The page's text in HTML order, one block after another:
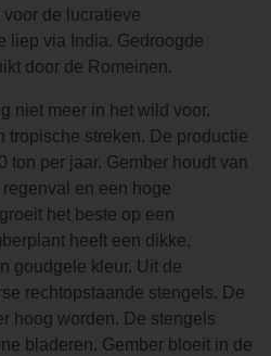
de lucratieve
liep via India. Gedroogde
door de Romeinen.
niet meer in het wild voor.
tropische streken. De productie
ton per jaar. Gember houdt van
en een hoge
het beste op een
heeft een dikke,
goudgele kleur. Uit de
rechtopstaande stengels. De
hoog worden. De stengels
bladeren. Gember bloeit in de